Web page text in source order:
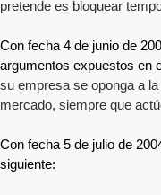
pretende es bloquear
Con fecha 4 de junio de
argumentos expuestos en
su empresa se oponga a
mercado, siempre que
Con fecha 5 de julio de
siguiente: